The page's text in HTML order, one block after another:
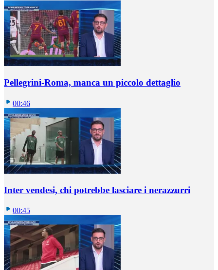
Pellegrini-Roma, manca un piccolo dettaglio
00:46
Inter vendesi, chi potrebbe lasciare i nerazzurri
00:45